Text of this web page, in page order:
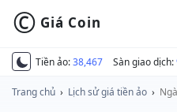
Tiền ảo:38,467 Sàn giao dịch:
© Giá Coin
Trang chủ › Lịch sử giá tiền ảo ›